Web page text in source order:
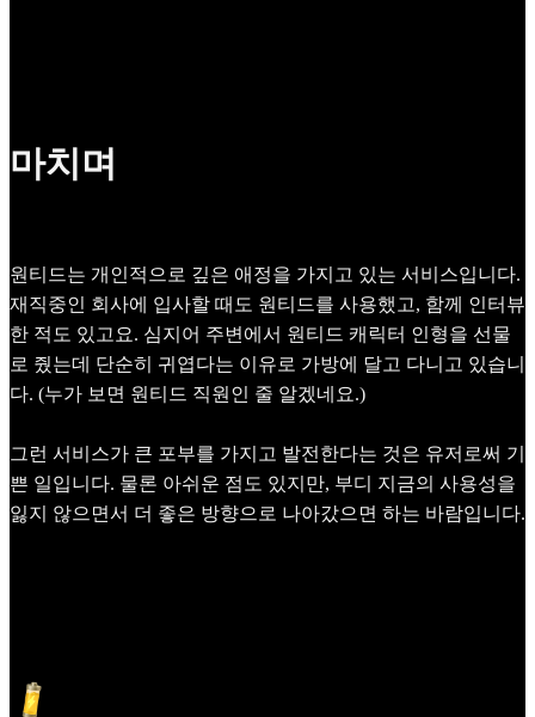
마치며
원티드는 개인적으로 깊은 애정을 가지고 있는 서비스입니다.
재직중인 회사에 입사할 때도 원티드를 사용했고, 함께 인터뷰
한 적도 있고요. 심지어 주변에서 원티드 캐릭터 인형을 선물
로 줬는데 단순히 귀엽다는 이유로 가방에 달고 다니고 있습니
다. (누가 보면 원티드 직원인 줄 알겠네요.)
그런 서비스가 큰 포부를 가지고 발전한다는 것은 유저로써 기
쁜 일입니다. 물론 아쉬운 점도 있지만, 부디 지금의 사용성을
잃지 않으면서 더 좋은 방향으로 나아갔으면 하는 바람입니다.